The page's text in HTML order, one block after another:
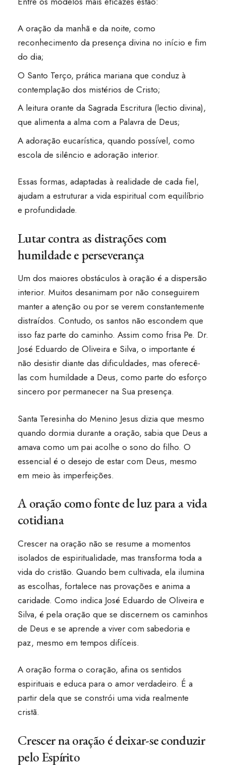
A oração da manhã e da noite, como
reconhecimento da presença divina no início e fim
do dia;
O Santo Terço, prática mariana que conduz à
contemplação dos mistérios de Cristo;
A leitura orante da Sagrada Escritura (lectio divina),
que alimenta a alma com a Palavra de Deus;
A adoração eucarística, quando possível, como
escola de silêncio e adoração interior.
Essas formas, adaptadas à realidade de cada fiel,
ajudam a estruturar a vida espiritual com equilíbrio
e profundidade.
Lutar contra as distrações com
humildade e perseverança
Um dos maiores obstáculos à oração é a dispersão
interior. Muitos desanimam por não conseguirem
manter a atenção ou por se verem constantemente
distraídos. Contudo, os santos não escondem que
isso faz parte do caminho. Assim como frisa Pe. Dr.
José Eduardo de Oliveira e Silva, o importante é
não desistir diante das dificuldades, mas oferecê-
las com humildade a Deus, como parte do esforço
sincero por permanecer na Sua presença.
Santa Teresinha do Menino Jesus dizia que mesmo
quando dormia durante a oração, sabia que Deus a
amava como um pai acolhe o sono do filho. O
essencial é o desejo de estar com Deus, mesmo
em meio às imperfeições.
A oração como fonte de luz para a vida
cotidiana
Crescer na oração não se resume a momentos
isolados de espiritualidade, mas transforma toda a
vida do cristão. Quando bem cultivada, ela ilumina
as escolhas, fortalece nas provações e anima a
caridade. Como indica José Eduardo de Oliveira e
Silva, é pela oração que se discernem os caminhos
de Deus e se aprende a viver com sabedoria e
paz, mesmo em tempos difíceis.
A oração forma o coração, afina os sentidos
espirituais e educa para o amor verdadeiro. É a
partir dela que se constrói uma vida realmente
cristã.
Crescer na oração é deixar-se conduzir
pelo Espírito